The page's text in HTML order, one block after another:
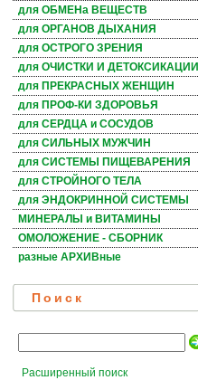
для ОБМЕНа ВЕЩЕСТВ
для ОРГАНОВ ДЫХАНИЯ
для ОСТРОГО ЗРЕНИЯ
для ОЧИСТКИ И ДЕТОКСИКАЦИИ
для ПРЕКРАСНЫХ ЖЕНЩИН
для ПРОФ-КИ ЗДОРОВЬЯ
для СЕРДЦА и СОСУДОВ
для СИЛЬНЫХ МУЖЧИН
для СИСТЕМЫ ПИЩЕВАРЕНИЯ
для СТРОЙНОГО ТЕЛА
для ЭНДОКРИННОЙ СИСТЕМЫ
МИНЕРАЛЫ и ВИТАМИНЫ
ОМОЛОЖЕНИЕ - СБОРНИК
разные АРХИВные
Поиск
Расширенный поиск